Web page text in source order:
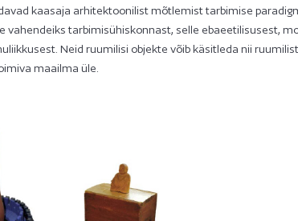
kaasaja arhitektoonilist mõtlemist tarbimise
vahendeiks tarbimisühiskonnast, selle ebaeetilisusest,
Neid ruumilisi objekte võib käsitleda nii
maailma üle.